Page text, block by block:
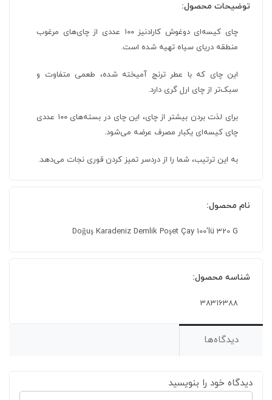
توضیحات محصول:
چای کیسه‌ای دوغوش کارادنیز ۱۰۰ عددی از چای‌های مرغوب
منطقه دریای سیاه تهیه شده است.
این چای که با عطر ترنج آمیخته شده، طعمی متفاوت و
سبک‌تر از چای ارل گری دارد.
برای لذت بردن بیشتر از چای، این چای در بسته‌های ۱۰۰ عددی
چای کیسه‌ای یکبار مصرف عرضه می‌شود.
به این ترتیب، شما را از دردسر تمیز کردن قوری نجات می‌دهد.
نام محصول:
Doğuş Karadeniz Demlik Poşet Çay 100'lü 320 G
شناسه محصول:
38316388
دیدگاه‌ها
دیدگاه خود را بنویسید